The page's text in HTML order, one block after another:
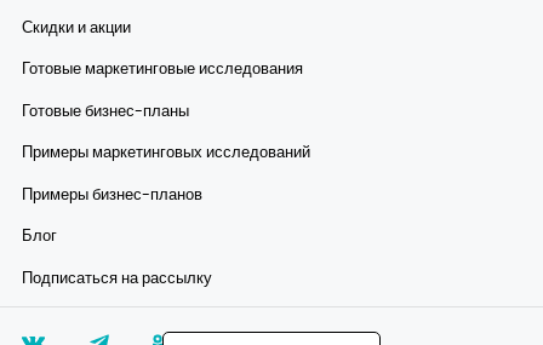
Скидки и акции
Готовые маркетинговые исследования
Готовые бизнес-планы
Примеры маркетинговых исследований
Примеры бизнес-планов
Блог
Подписаться на рассылку